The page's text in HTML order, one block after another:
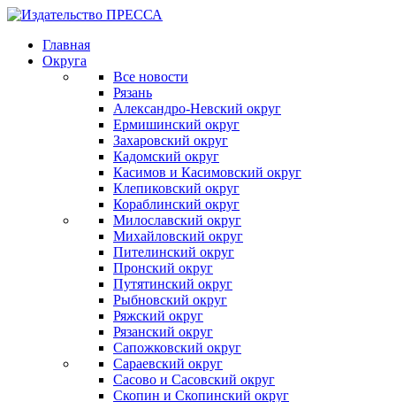
Главная
Округа
Все новости
Рязань
Александро-Невский округ
Ермишинский округ
Захаровский округ
Кадомский округ
Касимов и Касимовский округ
Клепиковский округ
Кораблинский округ
Милославский округ
Михайловский округ
Пителинский округ
Пронский округ
Путятинский округ
Рыбновский округ
Ряжский округ
Рязанский округ
Сапожковский округ
Сараевский округ
Сасово и Сасовский округ
Скопин и Скопинский округ